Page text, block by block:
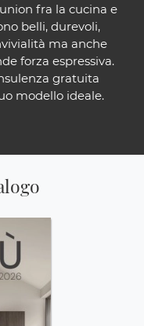
fra la cucina e
belli, durevoli,
ma anche
forza espressiva.
gratuita
modello ideale.